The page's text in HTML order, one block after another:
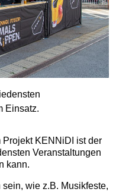
Einsatz.
KENNiDI ist der
Veranstaltungen
kann.
wie z.B. Musikfeste,